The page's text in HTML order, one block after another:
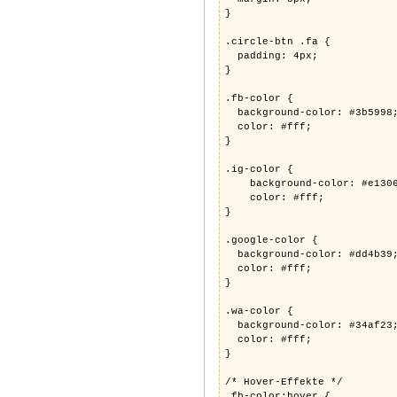
}
.circle-btn .fa {
padding: 4px;
}
.fb-color {
background-color: #3b5998;
color: #fff;
}
.ig-color {
background-color:
color: #fff;
}
.google-color {
background-color: #dd4b39;
color: #fff;
}
.wa-color {
background-color: #34af23;
color: #fff;
}
/* Hover-Effekte */